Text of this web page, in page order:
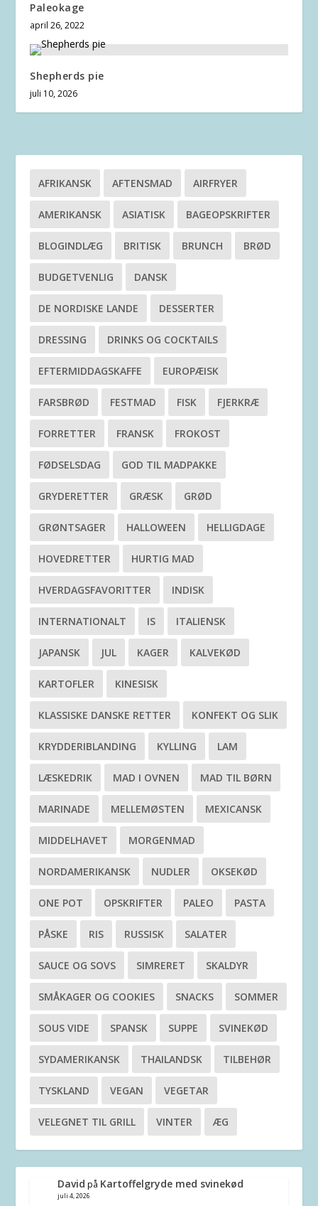
Paleokage
april 26, 2022
Shepherds pie
juli 10, 2026
AFRIKANSK AFTENSMAD AIRFRYER
AMERIKANSK ASIATISK BAGEOPSKRIFTER
BLOGINDLÆG BRITISK BRUNCH BRØD
BUDGETVENLIG DANSK
DE NORDISKE LANDE DESSERTER
DRESSING DRINKS OG COCKTAILS
EFTERMIDDAGSKAFFE EUROPÆISK
FARSBRØD FESTMAD FISK FJERKRÆ
FORRETTER FRANSK FROKOST
FØDSELSDAG GOD TIL MADPAKKE
GRYDERETTER GRÆSK GRØD
GRØNTSAGER HALLOWEEN HELLIGDAGE
HOVEDRETTER HURTIG MAD
HVERDAGSFAVORITTER INDISK
INTERNATIONALT IS ITALIENSK
JAPANSK JUL KAGER KALVEKØD
KARTOFLER KINESISK
KLASSISKE DANSKE RETTER KONFEKT OG SLIK
KRYDDERIBLANDING KYLLING LAM
LÆSKEDRIK MAD I OVNEN MAD TIL BØRN
MARINADE MELLEMØSTEN MEXICANSK
MIDDELHAVET MORGENMAD
NORDAMERIKANSK NUDLER OKSEKØD
ONE POT OPSKRIFTER PALEO PASTA
PÅSKE RIS RUSSISK SALATER
SAUCE OG SOVS SIMRERET SKALDYR
SMÅKAGER OG COOKIES SNACKS SOMMER
SOUS VIDE SPANSK SUPPE SVINEKØD
SYDAMERIKANSK THAILANDSK TILBEHØR
TYSKLAND VEGAN VEGETAR
VELEGNET TIL GRILL VINTER ÆG
David på Kartoffelgryde med svinekød
juli 4, 2026